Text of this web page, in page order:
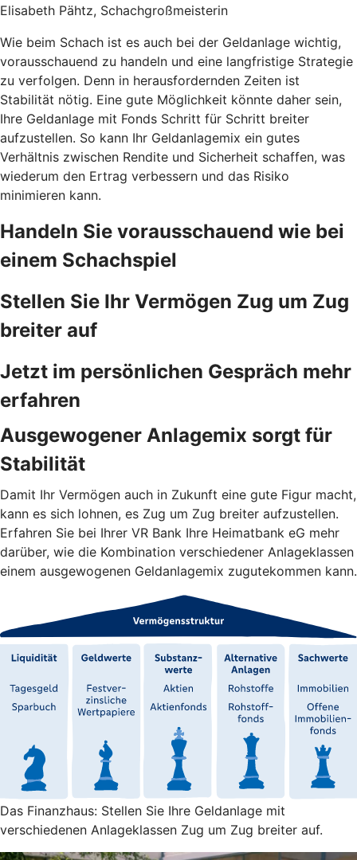
Elisabeth Pähtz, Schachgroßmeisterin
Wie beim Schach ist es auch bei der Geldanlage wichtig,
vorausschauend zu handeln und eine langfristige Strategie
zu verfolgen. Denn in herausfordernden Zeiten ist
Stabilität nötig. Eine gute Möglichkeit könnte daher sein,
Ihre Geldanlage mit Fonds Schritt für Schritt breiter
aufzustellen. So kann Ihr Geldanlagemix ein gutes
Verhältnis zwischen Rendite und Sicherheit schaffen, was
wiederum den Ertrag verbessern und das Risiko
minimieren kann.
Handeln Sie vorausschauend wie bei
einem Schachspiel
Stellen Sie Ihr Vermögen Zug um Zug
breiter auf
Jetzt im persönlichen Gespräch mehr
erfahren
Ausgewogener Anlagemix sorgt für
Stabilität
Damit Ihr Vermögen auch in Zukunft eine gute Figur macht,
kann es sich lohnen, es Zug um Zug breiter aufzustellen.
Erfahren Sie bei Ihrer VR Bank Ihre Heimatbank eG mehr
darüber, wie die Kombination verschiedener Anlageklassen
einem ausgewogenen Geldanlagemix zugutekommen kann.
Das Finanzhaus: Stellen Sie Ihre Geldanlage mit
verschiedenen Anlageklassen Zug um Zug breiter auf.